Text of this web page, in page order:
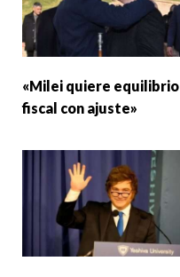
«Milei quiere equilibrio
fiscal con ajuste»